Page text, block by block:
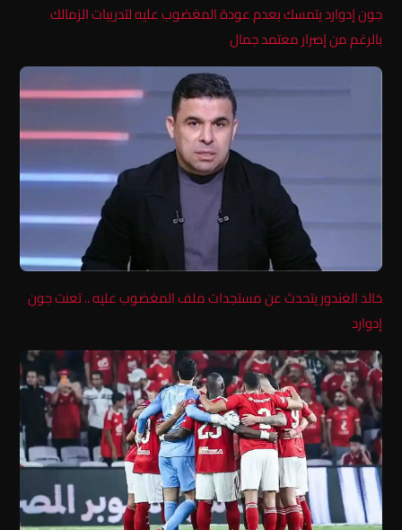
جون إدوارد يتمسك بعدم عودة المغضوب عليه لتدريبات الزمالك
بالرغم من إصرار معتمد جمال
خالد الغندور يتحدث عن مستجدات ملف المغضوب عليه .. تعنت جون
إدوارد